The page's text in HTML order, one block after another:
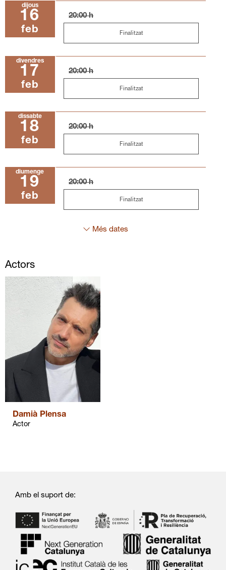
dijous
16
feb
20:00 h
Finalitzat
divendres
17
feb
20:00 h
Finalitzat
dissabte
18
feb
20:00 h
Finalitzat
diumenge
19
feb
20:00 h
Finalitzat
Més dates
Actors
Damià Plensa
Actor
Amb el suport de: